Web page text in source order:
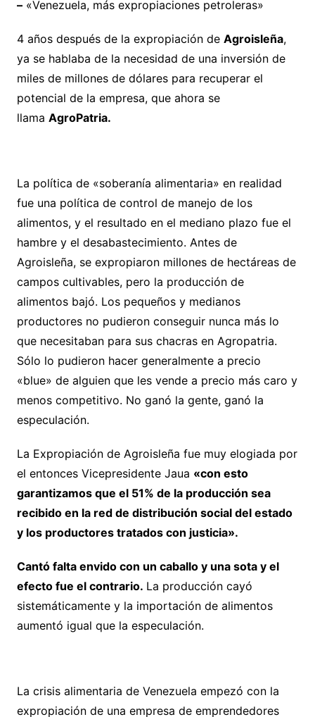
–«Venezuela, más expropiaciones petroleras»
4 años después de la expropiación de Agroisleña,
ya se hablaba de la necesidad de una inversión de
miles de millones de dólares para recuperar el
potencial de la empresa, que ahora se
llama AgroPatria.
La política de «soberanía alimentaria» en realidad
fue una política de control de manejo de los
alimentos, y el resultado en el mediano plazo fue el
hambre y el desabastecimiento. Antes de
Agroisleña, se expropiaron millones de hectáreas de
campos cultivables, pero la producción de
alimentos bajó. Los pequeños y medianos
productores no pudieron conseguir nunca más lo
que necesitaban para sus chacras en Agropatria.
Sólo lo pudieron hacer generalmente a precio
«blue» de alguien que les vende a precio más caro y
menos competitivo. No ganó la gente, ganó la
especulación.
La Expropiación de Agroisleña fue muy elogiada por
el entonces Vicepresidente Jaua «con esto
garantizamos que el 51% de la producción sea
recibido en la red de distribución social del estado
y los productores tratados con justicia».
Cantó falta envido con un caballo y una sota y el
efecto fue el contrario. La producción cayó
sistemáticamente y la importación de alimentos
aumentó igual que la especulación.
La crisis alimentaria de Venezuela empezó con la
expropiación de una empresa de emprendedores